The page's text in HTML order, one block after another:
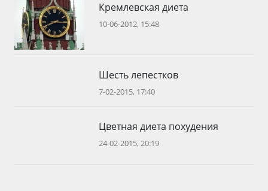
Кремлевская диета
10-06-2012, 15:48
Шесть лепестков
7-02-2015, 17:40
Цветная диета похудения
24-02-2015, 20:19